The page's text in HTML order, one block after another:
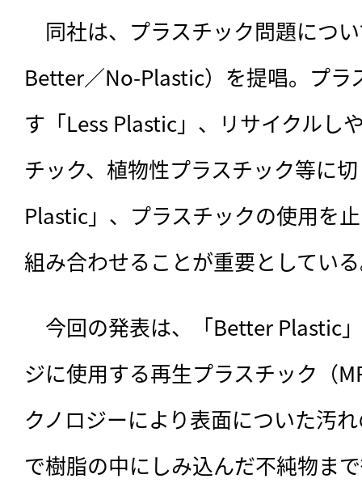
同社は、プラスチック問題につ
Better／No-Plastic）を提唱。プラ
す「Less Plastic」、リサイクルし
チック、植物性プラスチック等に
Plastic」、プラスチックの使用を
組み合わせることが重要としてい
今回の発表は、「Better Plastic
ジに使用する再生プラスチック（
クノロジーにより表面についた汚
で樹脂の中にしみ込んだ不純物ま